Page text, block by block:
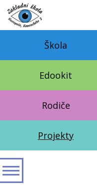
Škola
Edookit
Rodiče
Projekty